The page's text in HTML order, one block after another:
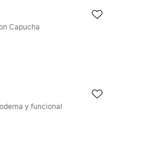
Capucha
y funcional